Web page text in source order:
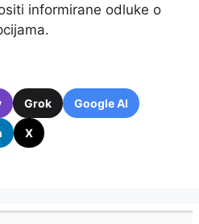
informirane odluke o
Grok Google AI
X